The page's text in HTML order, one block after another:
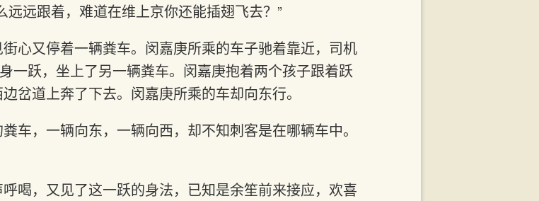
远跟着，难道在维上京你还能插翅飞去？”
心又停着一辆粪车。闵嘉庚所乘的车子驰着靠近，司机
一跃，坐上了另一辆粪车。闵嘉庚抱着两个孩子跟着跃
岔道上奔了下去。闵嘉庚所乘的车却向东行。
车，一辆向东，一辆向西，却不知刺客是在哪辆车中。
喝，又见了这一跃的身法，已知是余笙前来接应，欢喜